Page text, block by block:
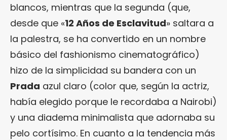
blancos, mientras que la segunda (que,
desde que «12 Años de Esclavitud» saltara a
la palestra, se ha convertido en un nombre
básico del fashionismo cinematográfico)
hizo de la simplicidad su bandera con un
Prada azul claro (color que, según la actriz,
había elegido porque le recordaba a Nairobi)
y una diadema minimalista que adornaba su
pelo cortísimo. En cuanto a la tendencia más